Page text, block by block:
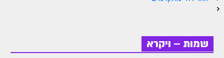
אודות אתר הזוהר היומי
שמות – ויקרא